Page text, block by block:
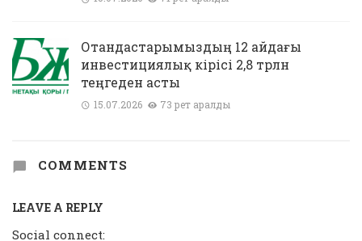
Отандастарымыздың 12 айдағы
инвестициялық кірісі 2,8 трлн
теңгеден асты
15.07.2026 73 рет қаралды
COMMENTS
LEAVE A REPLY
Social connect: